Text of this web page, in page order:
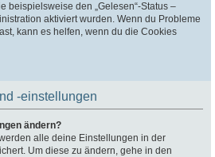
beispielsweise den „Gelesen“-Status –
aktiviert wurden. Wenn du Probleme
kann es helfen, wenn du die Cookies
-einstellungen
ändern?
alle deine Einstellungen in der
Um diese zu ändern, gehe in den